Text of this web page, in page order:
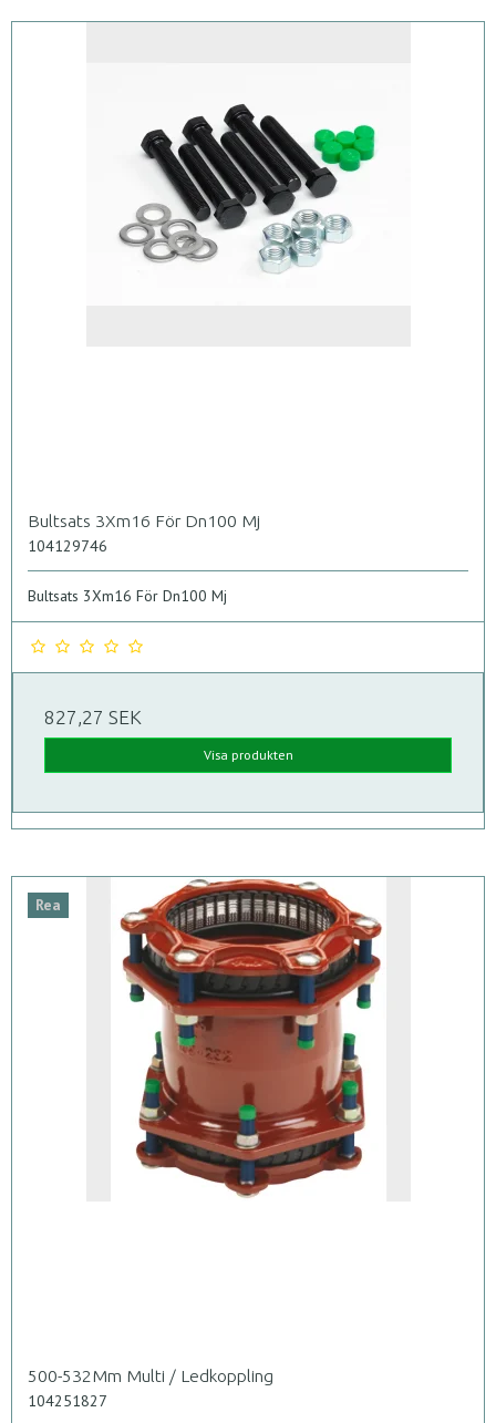
Bultsats 3Xm16 För Dn100 Mj
104129746
Bultsats 3Xm16 För Dn100 Mj
827,27 SEK
Visa produkten
Rea
500-532Mm Multi / Ledkoppling
104251827